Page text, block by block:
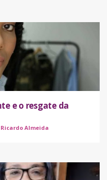
e o resgate da
Ricardo Almeida